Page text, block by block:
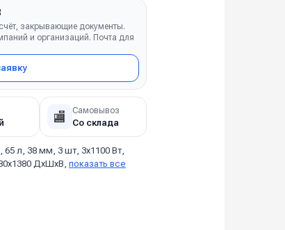
закрывающие документы.
и организаций. Почта для
🏬 Самовывоз
Со склада
65 л, 38 мм, 3 шт, 3х1100 Вт,
ДхШхВ, показать все